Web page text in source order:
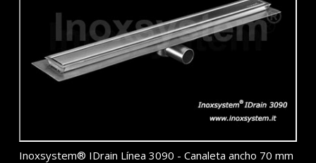
Inoxsystem® IDrain Línea 3090 - Canaleta ancho 70 mm